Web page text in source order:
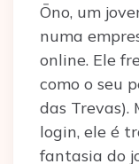
Ōno, um
numa
online. Ele
como o seu
das Trevas).
login, ele é
fantasia do